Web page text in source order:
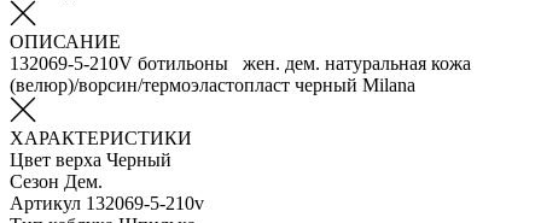
ОПИСАНИЕ
132069-5-210V ботильоны жен. дем. натуральная кожа
(велюр)/ворсин/термоэластопласт черный Milana
ХАРАКТЕРИСТИКИ
Цвет верха Черный
Сезон Дем.
Артикул 132069-5-210v